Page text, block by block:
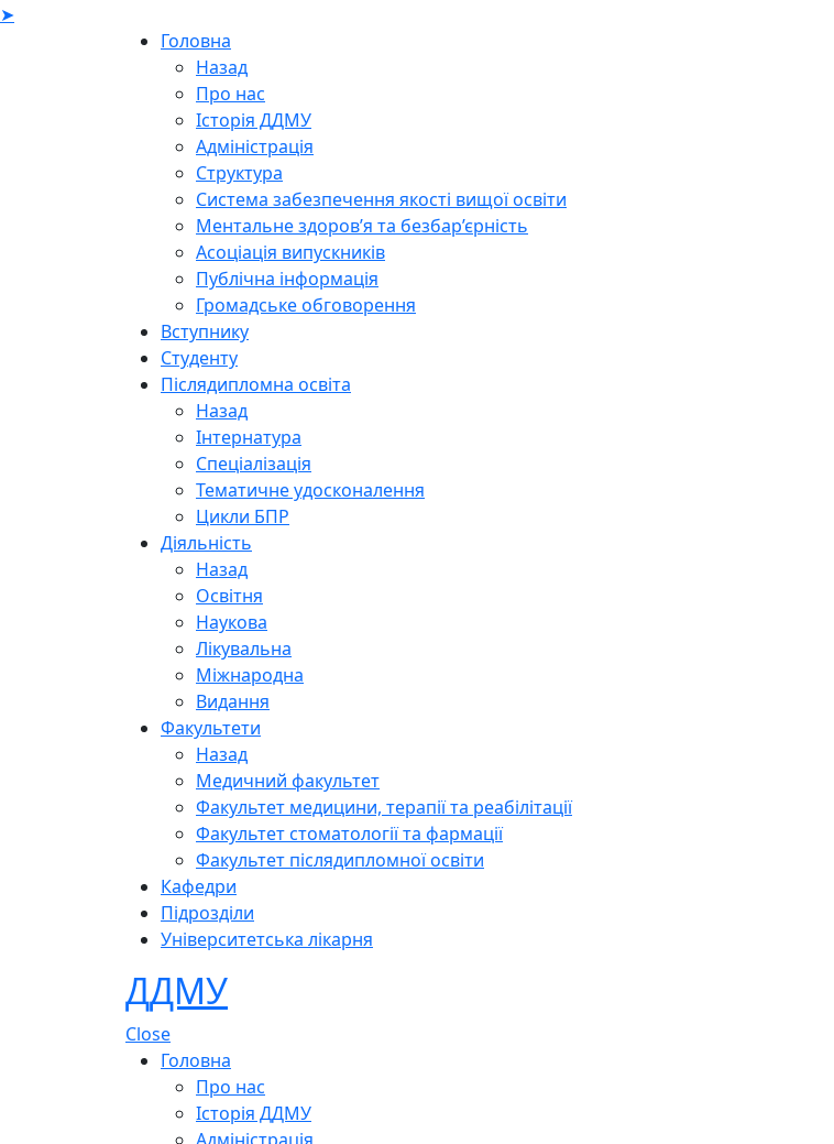
➤
Головна
Назад
Про нас
Історія ДДМУ
Адміністрація
Структура
Система забезпечення якості вищої освіти
Ментальне здоров’я та безбар’єрність
Асоціація випускників
Публічна інформація
Громадське обговорення
Вступнику
Студенту
Післядипломна освіта
Назад
Інтернатура
Спеціалізація
Тематичне удосконалення
Цикли БПР
Діяльність
Назад
Освітня
Наукова
Лікувальна
Міжнародна
Видання
Факультети
Назад
Медичний факультет
Факультет медицини, терапії та реабілітації
Факультет стоматології та фармації
Факультет післядипломної освіти
Кафедри
Підрозділи
Університетська лікарня
ДДМУ
Close
Головна
Про нас
Історія ДДМУ